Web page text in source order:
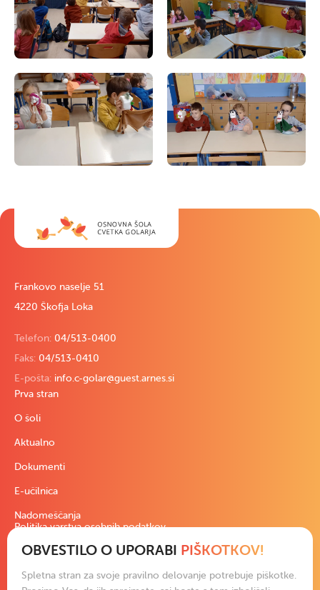
Frankovo naselje 51
4220 Škofja Loka
Telefon: 04/513-0400
Faks: 04/513-0410
E-pošta: info.c-golar@guest.arnes.si
Prva stran
O šoli
Aktualno
Dokumenti
E-učilnica
Nadomeščanja
Politika varstva osebnih podatkov
Pravno besedilo
Izjava o dostopnosti
OBVESTILO O UPORABI PIŠKOTKOV!
Spletna stran za svoje pravilno delovanje potrebuje piškotke.